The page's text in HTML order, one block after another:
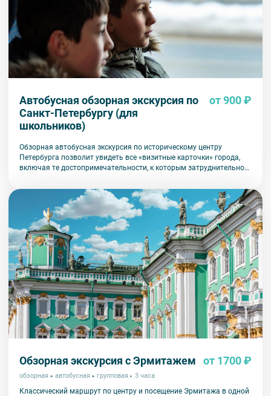
Автобусная обзорная экскурсия по
Санкт-Петербургу (для
школьников)
от 900 ₽
Обзорная автобусная экскурсия по историческому центру
Петербурга позволит увидеть все «визитные карточки» города,
включая те достопримечательности, к которым затруднительно
прогулки.
Обзорная экскурсия с Эрмитажем от 1700 ₽
обзорная автобусная групповая 3 часа
Классический маршрут по центру и посещение Эрмитажа в одной